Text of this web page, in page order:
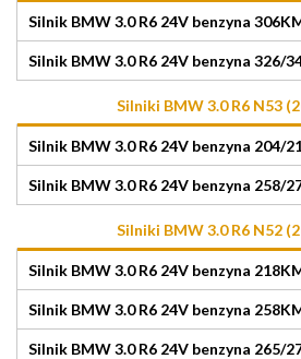
Silnik BMW 3.0 R6 24V benzyna
Silnik BMW 3.0 R6 24V benzyna 326/
Silniki BMW 3.0 R6 N53
Silnik BMW 3.0 R6 24V benzyna 204/
Silnik BMW 3.0 R6 24V benzyna 258/
Silniki BMW 3.0 R6 N52
Silnik BMW 3.0 R6 24V benzyna
Silnik BMW 3.0 R6 24V benzyna
Silnik BMW 3.0 R6 24V benzyna 265/